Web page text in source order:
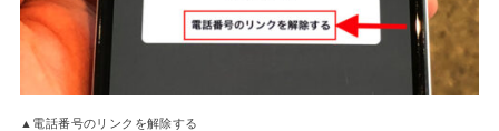
▲電話番号のリンクを解除する